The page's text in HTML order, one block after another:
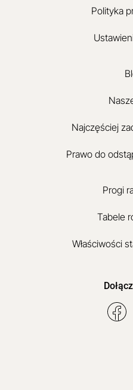
Polityka
Najczęściej
Prawo do
Progi
Tabele
Właściwości